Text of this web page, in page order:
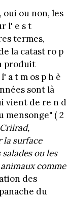
oui ou non, les
l' e s t
termes,
la catast ro p
produit
a t m os p h è
sont là
vient de re n d
mensonge" ( 2
la surface
ou les
comme
des
du